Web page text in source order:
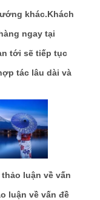
khác.Khách
ngay tại
tới sẽ tiếp tục
tác lâu dài và
luận về vấn
luận về vấn đề